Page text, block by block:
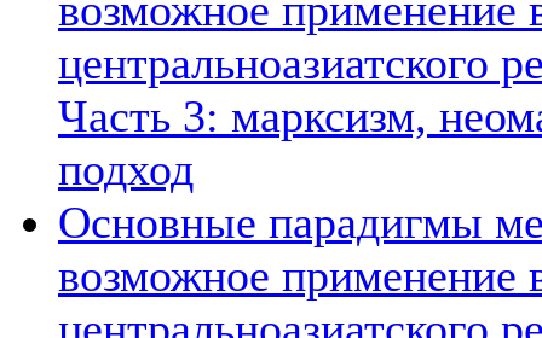
центральноазиатского
Часть 3: марксизм,
подход
Основные парадигмы
возможное применение